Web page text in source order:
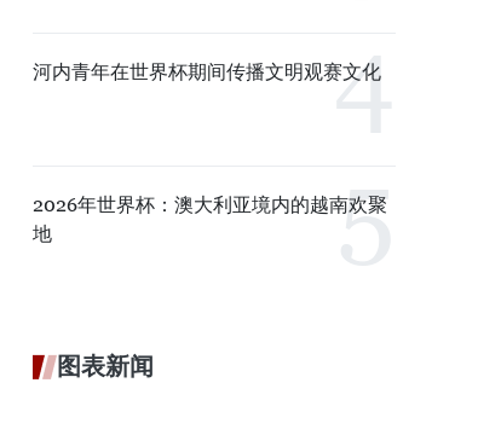
河内青年在世界杯期间传播文明观赛文化
2026年世界杯：澳大利亚境内的越南欢聚
地
图表新闻